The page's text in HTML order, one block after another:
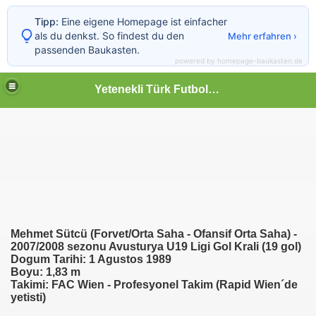
Yetenekli Türk Futbolcular
Mehmet Sütcü (Forvet/Orta Saha - Ofansif Orta Saha) -
2007/2008 sezonu Avusturya U19 Ligi Gol Krali (19 gol)
Dogum Tarihi: 1 Agustos 1989
Boyu: 1,83 m
Takimi: FAC Wien - Profesyonel Takim (Rapid Wien´de
yetisti)
Tipp: Eine eigene Homepage ist einfacher
als du denkst. So findest du den
passenden Baukasten.
Mehr erfahren ›
powered by homepage-baukasten.de